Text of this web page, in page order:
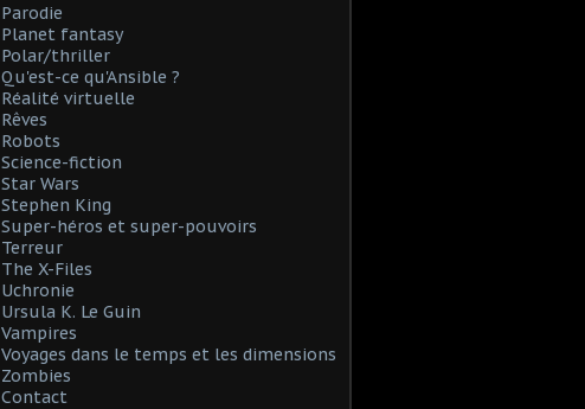
Parodie
Planet fantasy
Polar/thriller
Qu'est-ce qu'Ansible ?
Réalité virtuelle
Rêves
Robots
Science-fiction
Star Wars
Stephen King
Super-héros et super-pouvoirs
Terreur
The X-Files
Uchronie
Ursula K. Le Guin
Vampires
Voyages dans le temps et les dimensions
Zombies
Contact